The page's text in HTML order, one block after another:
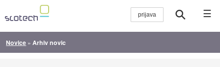
☰
Novice » Arhiv novic